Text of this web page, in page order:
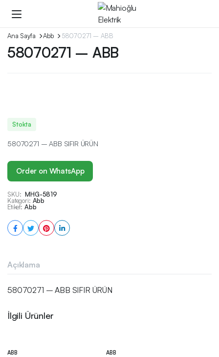
Ana Sayfa Abb 58070271 – ABB
58070271 – ABB
Stokta
58070271 – ABB SIFIR ÜRÜN
Order on WhatsApp
SKU: MHG-5819
Kategori: Abb
Etiket: Abb
Açıklama
58070271 – ABB SIFIR ÜRÜN
İlgili Ürünler
ABB ABB